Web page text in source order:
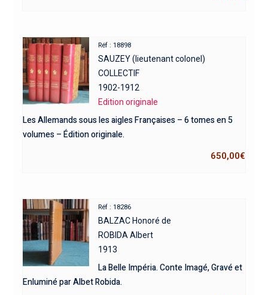
Réf : 18898
SAUZEY (lieutenant colonel)
COLLECTIF
1902-1912
Edition originale
Les Allemands sous les aigles Françaises – 6 tomes en 5
volumes – Édition originale.
650,00€
Réf : 18286
BALZAC Honoré de
ROBIDA Albert
1913
La Belle Impéria. Conte Imagé, Gravé et
Enluminé par Albet Robida.